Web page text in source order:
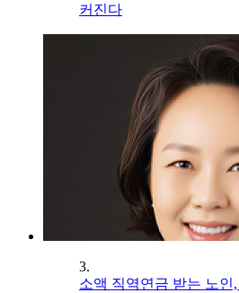
커진다
3.
소액 직역연금 받는 노